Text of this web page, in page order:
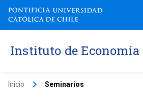
Instituto de Economía
Inicio keyboard_arrow_right Seminarios